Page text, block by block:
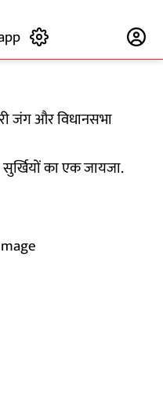
जंग और विधानसभा
सुर्खियों का एक जायजा.